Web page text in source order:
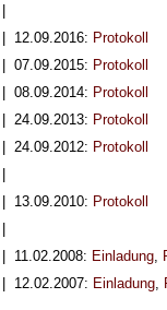
| 12.09.2016: Protokoll
| 07.09.2015: Protokoll
| 08.09.2014: Protokoll
| 24.09.2013: Protokoll
| 24.09.2012: Protokoll
| 13.09.2010: Protokoll
| 11.02.2008: Einladung,
| 12.02.2007: Einladung,